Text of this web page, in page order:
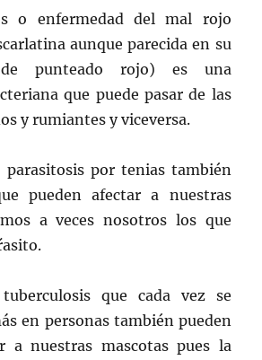
o enfermedad del mal rojo
aunque parecida en su
de punteado rojo) es una
que puede pasar de las
y rumiantes y viceversa.
parasitosis por tenias también
pueden afectar a nuestras
a veces nosotros los que
que cada vez se
en personas también pueden
a nuestras mascotas pues la